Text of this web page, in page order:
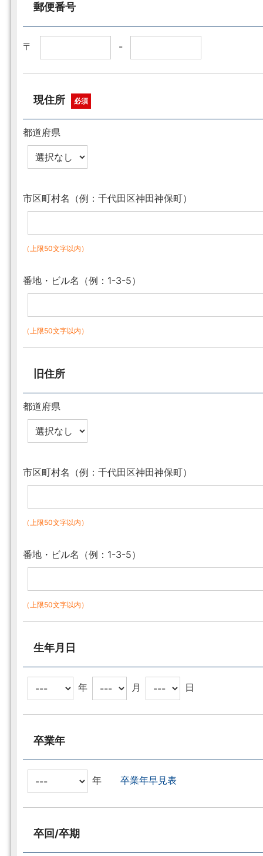
郵便番号
〒 -
現住所 必須
都道府県
市区町村名（例：千代田区神田神保町）
（上限50文字以内）
番地・ビル名（例：1-3-5）
（上限50文字以内）
旧住所
都道府県
市区町村名（例：千代田区神田神保町）
（上限50文字以内）
番地・ビル名（例：1-3-5）
（上限50文字以内）
生年月日
年 月 日
卒業年
年卒業年早見表
卒回/卒期